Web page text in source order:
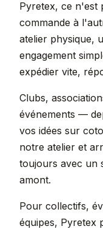
Pyretex, ce n'est
commande à
atelier physique,
engagement
expédier vite,
Clubs,
événements —
vos idées sur
notre atelier et
toujours avec un
amont.
Pour collectifs,
équipes, Pyretex